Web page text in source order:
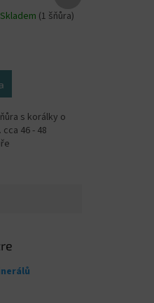
Skladem (1 šňůra)
s korálky o
46 - 48